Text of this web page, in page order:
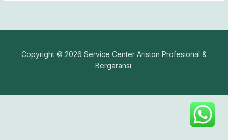
Copyright © 2026 Service Center Ariston Profesional &
Bergaransi.